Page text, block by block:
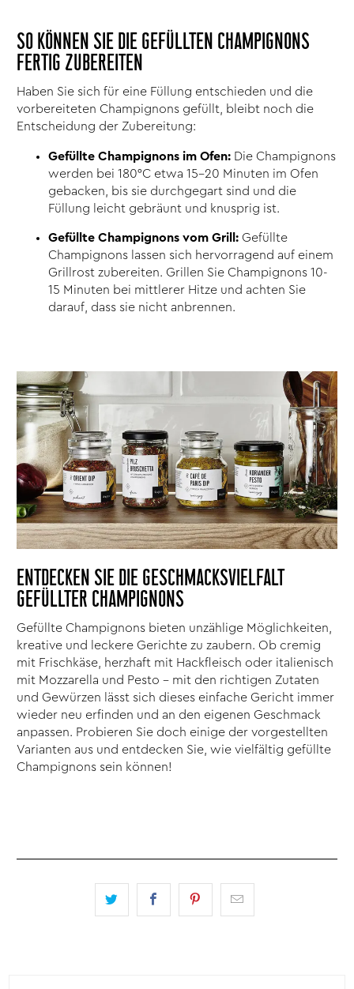
SO KÖNNEN SIE DIE GEFÜLLTEN CHAMPIGNONS
FERTIG ZUBEREITEN
Haben Sie sich für eine Füllung entschieden und die
vorbereiteten Champignons gefüllt, bleibt noch die
Entscheidung der Zubereitung:
Gefüllte Champignons im Ofen: Die Champignons
werden bei 180°C etwa 15-20 Minuten im Ofen
gebacken, bis sie durchgegart sind und die
Füllung leicht gebräunt und knusprig ist.
Gefüllte Champignons vom Grill: Gefüllte
Champignons lassen sich hervorragend auf einem
Grillrost zubereiten. Grillen Sie Champignons 10-
15 Minuten bei mittlerer Hitze und achten Sie
darauf, dass sie nicht anbrennen.
ENTDECKEN SIE DIE GESCHMACKSVIELFALT
GEFÜLLTER CHAMPIGNONS
Gefüllte Champignons bieten unzählige Möglichkeiten,
kreative und leckere Gerichte zu zaubern. Ob cremig
mit Frischkäse, herzhaft mit Hackfleisch oder italienisch
mit Mozzarella und Pesto – mit den richtigen Zutaten
und Gewürzen lässt sich dieses einfache Gericht immer
wieder neu erfinden und an den eigenen Geschmack
anpassen. Probieren Sie doch einige der vorgestellten
Varianten aus und entdecken Sie, wie vielfältig gefüllte
Champignons sein können!